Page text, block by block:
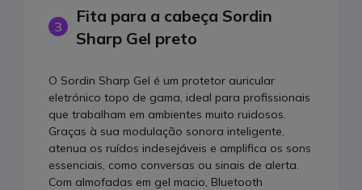
3
Fita para a cabeça Sordin
Sharp Gel preto
O Sordin Sharp Gel é um protetor auricular
eletrónico topo de gama, ideal para profissionais
que trabalham em ambientes muito ruidosos.
Graças à sua modulação sonora inteligente,
atenua os ruídos indesejáveis e amplifica os sons
essenciais, como conversas ou sinais de alerta.
Com almofadas em gel macio, Bluetooth